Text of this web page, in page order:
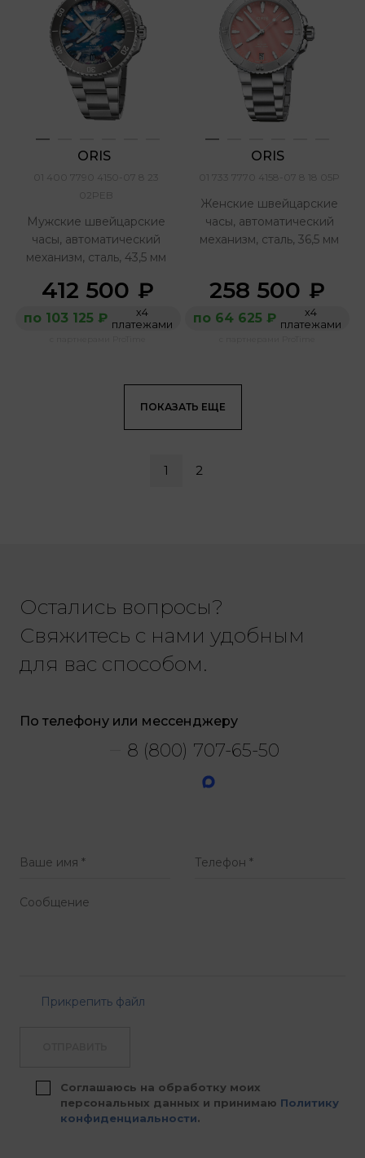
ORIS
01 400 7790 4150-07 8 23
02PEB
Мужские швейцарские
часы, автоматический
механизм, сталь, 43,5 мм
412 500 ₽
по 103 125 ₽
х4
платежами
ORIS
01 733 7770 4158-07 8 18 05P
Женские швейцарские
часы, автоматический
механизм, сталь, 36,5 мм
258 500 ₽
по 64 625 ₽
х4
платежами
ПОКАЗАТЬ ЕЩЕ
1 2
Остались вопросы?
Свяжитесь с нами удобным
для вас способом.
По телефону или мессенджеру
8 (800) 707-65-50
Прикрепить файл
Соглашаюсь на обработку моих
персональных данных и принимаю Политику
конфиденциальности.